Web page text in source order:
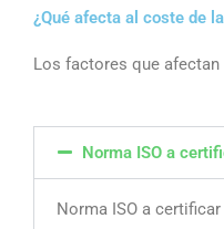
¿Qué afecta al coste de
Los factores que afectan
Norma ISO a
Norma ISO a